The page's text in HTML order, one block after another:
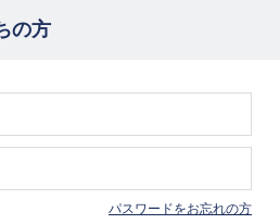
の方
パスワードをお忘れの方